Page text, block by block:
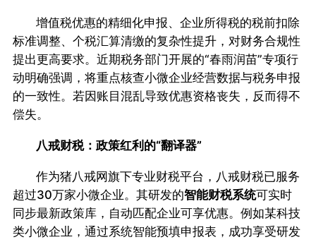
增值税优惠的精细化申报、企业所得税的税前扣除
标准调整、个税汇算清缴的复杂性提升，对财务合规性
提出更高要求。近期税务部门开展的“春雨润苗”专项行
动明确强调，将重点核查小微企业经营数据与税务申报
的一致性。若因账目混乱导致优惠资格丧失，反而得不
偿失。
八戒财税：政策红利的“翻译器”
作为猪八戒网旗下专业财税平台，八戒财税已服务
超过30万家小微企业。其研发的智能财税系统可实时
同步最新政策库，自动匹配企业可享优惠。例如某科技
类小微企业，通过系统智能预填申报表，成功享受研发